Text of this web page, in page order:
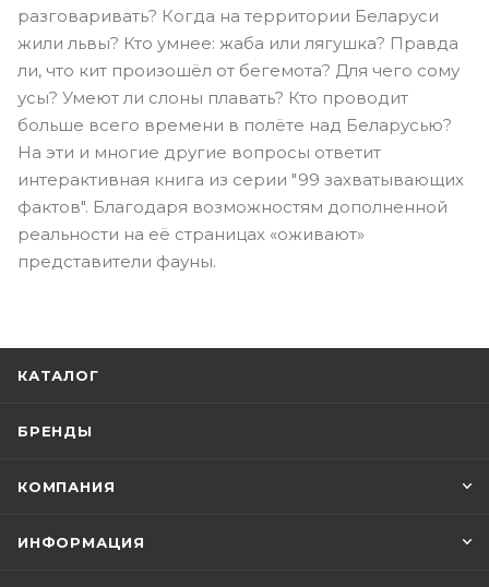
разговаривать? Когда на территории Беларуси
жили львы? Кто умнее: жаба или лягушка? Правда
ли, что кит произошёл от бегемота? Для чего сому
усы? Умеют ли слоны плавать? Кто проводит
больше всего времени в полёте над Беларусью?
На эти и многие другие вопросы ответит
интерактивная книга из серии "99 захватывающих
фактов". Благодаря возможностям дополненной
реальности на её страницах «оживают»
представители фауны.
КАТАЛОГ
БРЕНДЫ
КОМПАНИЯ
ИНФОРМАЦИЯ